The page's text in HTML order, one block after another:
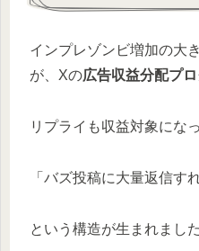
インプレゾンビ増加の大
が、Xの広告収益分配プ
リプライも収益対象にな
「バズ投稿に大量返信す
という構造が生まれました